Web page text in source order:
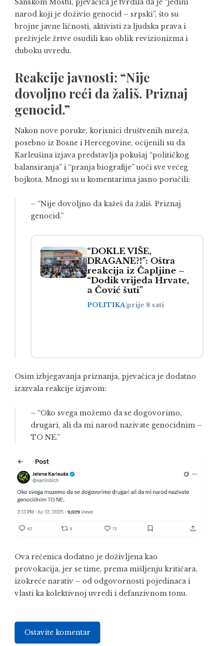
Sanskom Mostu, pjevačica je tvrdila da je “jedini
narod koji je doživio genocid – srpski”, što su
brojne javne ličnosti, aktivisti za ljudska prava i
preživjele žrtve osudili kao oblik revizionizma i
duboku uvredu.
Reakcije javnosti: “Nije
dovoljno reći da žališ. Priznaj
genocid.”
Nakon nove poruke, korisnici društvenih mreža,
posebno iz Bosne i Hercegovine, ocijenili su da
Karleušina izjava predstavlja pokušaj “političkog
balansiranja” i “pranja biografije” uoči sve većeg
bojkota. Mnogi su u komentarima jasno poručili:
– “Nije dovoljno da kažeš da žališ. Priznaj
genocid.”
“DOKLE VIŠE,
DRAGANE?!”: Oštra
reakcija iz Čapljine –
“Dodik vrijeđa Hrvate,
a Čović šuti”
POLITIKAprije 8 sati
Osim izbjegavanja priznanja, pjevačica je dodatno
izazvala reakcije izjavom:
– “Oko svega možemo da se dogovorimo,
drugari, ali da mi narod nazivate genocidnim –
TO NE.”
Ova rečenica dodatno je doživljena kao
provokacija, jer se time, prema mišljenju kritičara,
izokreće narativ – od odgovornosti pojedinaca i
vlasti ka kolektivnoj uvredi i defanzivnom tonu.
Ostavite komentar